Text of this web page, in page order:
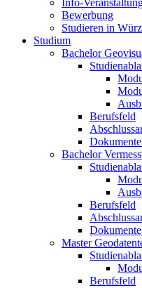
Info-
Bewerbung
Studieren in
Studium
Bachelor
Berufsfeld
Bachelor
Berufsfeld
Master
Berufsfeld